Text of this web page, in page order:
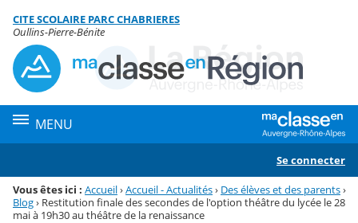
Menu de la rubrique
Contenu
CITE SCOLAIRE PARC CHABRIERES
Oullins-Pierre-Bénite
MENU
Se connecter
Vous êtes ici : Accueil›Accueil - Actualités› Des élèves et des parents›
Blog› Restitution finale des secondes de l'option théâtre du lycée le 28
mai à 19h30 au théâtre de la renaissance